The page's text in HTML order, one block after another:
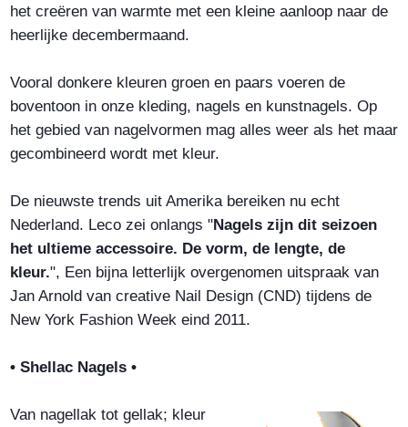
het creëren van warmte met een kleine aanloop naar de
heerlijke decembermaand.
Vooral donkere kleuren groen en paars voeren de
boventoon in onze kleding, nagels en kunstnagels. Op
het gebied van nagelvormen mag alles weer als het maar
gecombineerd wordt met kleur.
De nieuwste trends uit Amerika bereiken nu echt
Nederland. Leco zei onlangs "Nagels zijn dit seizoen
het ultieme accessoire. De vorm, de lengte, de
kleur.", Een bijna letterlijk overgenomen uitspraak van
Jan Arnold van creative Nail Design (CND) tijdens de
New York Fashion Week eind 2011.
• Shellac Nagels •
Van nagellak tot gellak; kleur